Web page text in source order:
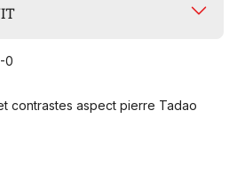
0
contrastes aspect pierre Tadao